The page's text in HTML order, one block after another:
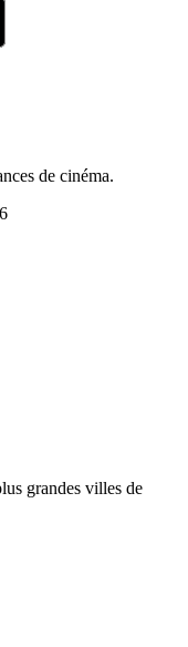
de cinéma.
grandes villes de